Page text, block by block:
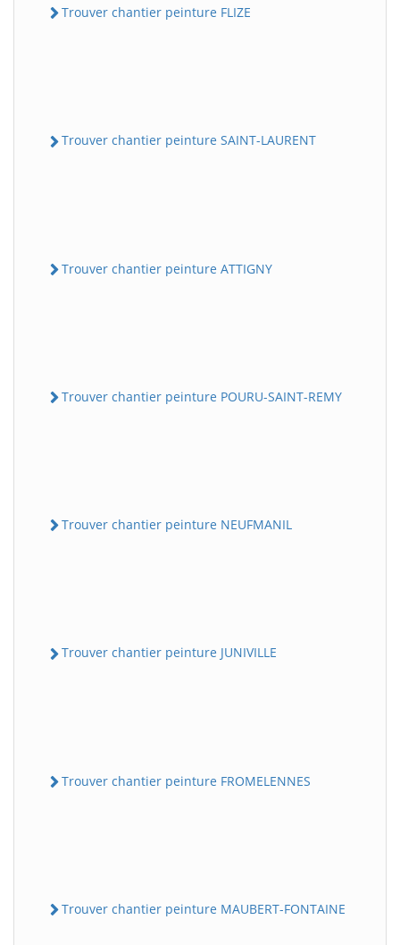
Trouver chantier peinture FLIZE
Trouver chantier peinture SAINT-LAURENT
Trouver chantier peinture ATTIGNY
Trouver chantier peinture POURU-SAINT-REMY
Trouver chantier peinture NEUFMANIL
Trouver chantier peinture JUNIVILLE
Trouver chantier peinture FROMELENNES
Trouver chantier peinture MAUBERT-FONTAINE